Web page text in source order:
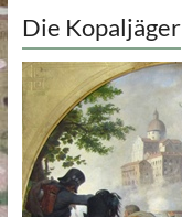
Die Kopaljäger